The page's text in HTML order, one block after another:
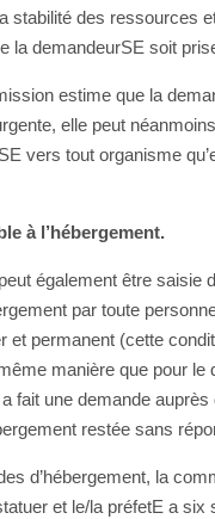
stabilité des ressources
la demandeurSE soit
estime que la
elle peut
vers tout organisme
à l’hébergement.
également être saisie
par toute
et permanent (cette
manière que pour le
fait une demande auprès
restée sans
d’hébergement, la
et le/la préfetE a six